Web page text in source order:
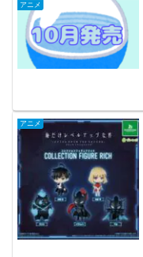
アニメ
アニメ